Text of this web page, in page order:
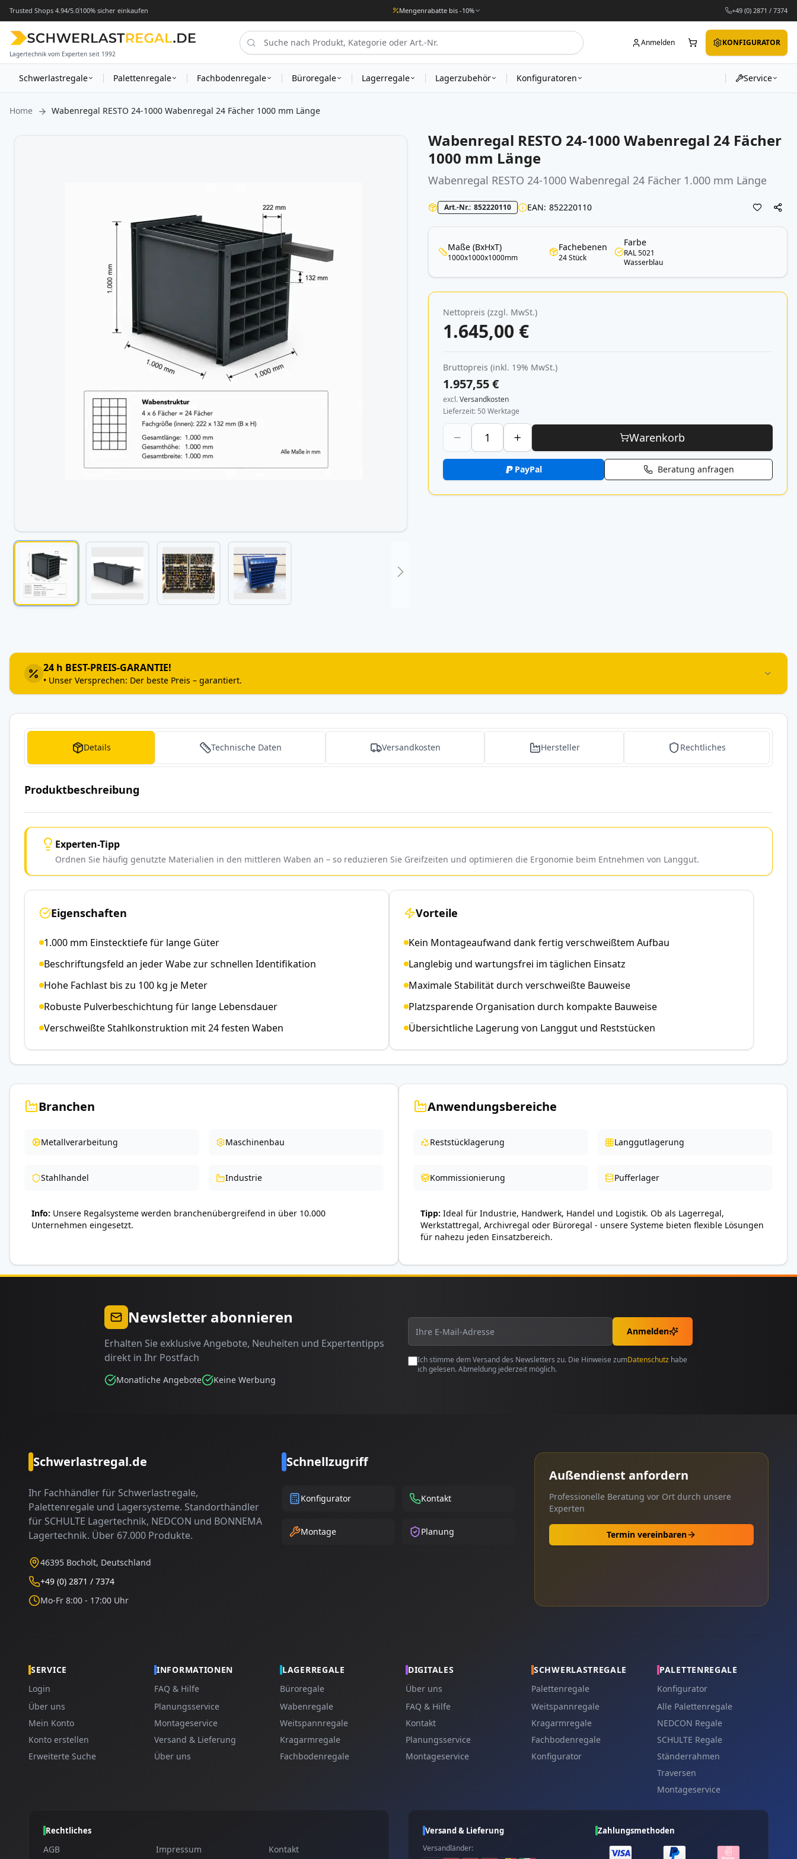
Trusted Shops 4.94/5.0100% sicher einkaufen Mengenrabatte bis -10% +49 (0) 2871 / 7374
Lagertechnik vom Experten seit 1992
Anmelden KONFIGURATOR
Schwerlastregale Fachbodenregale Büroregale Lagerregale Lagerzubehör
Palettenregale Konfiguratoren Service
Home Wabenregal RESTO 24-1000 Wabenregal 24 Fächer 1000 mm Länge
Bildergalerie
springen
Wabenregal RESTO 24-1000 Wabenregal 24 Fächer
1000 mm Länge
Wabenregal RESTO 24-1000Wabenregal 24 Fächer 1.000 mm Länge
Art.-Nr. 852220110 EAN 852220110
Maße (BxHxT)
1000x1000x1000mm
Fachebenen
24 Stück
Farbe
RAL 5021
Wasserblau
Nettopreis (zzgl. MwSt.)
1.645,00 €
Bruttopreis (inkl. 19% MwSt.)
1.957,55 €
excl.Versandkosten
Lieferzeit 50 Werktage
Warenkorb
PayPal Beratung anfragen
24 h BEST-PREIS-GARANTIE!
• Unser Versprechen: Der beste Preis – garantiert.
Details Technische Daten Versandkosten Hersteller Rechtliches
Produktbeschreibung
Experten-Tipp
Ordnen Sie häufig genutzte Materialien in den mittleren Waben an – so reduzieren Sie Greifzeiten und optimieren die Ergonomie beim Entnehmen von Langgut.
Eigenschaften
1.000 mm Einstecktiefe für lange Güter
Beschriftungsfeld an jeder Wabe zur schnellen Identifikation
Hohe Fachlast bis zu 100 kg je Meter
Robuste Pulverbeschichtung für lange Lebensdauer
Verschweißte Stahlkonstruktion mit 24 festen Waben
Vorteile
Kein Montageaufwand dank fertig verschweißtem Aufbau
Langlebig und wartungsfrei im täglichen Einsatz
Maximale Stabilität durch verschweißte Bauweise
Platzsparende Organisation durch kompakte Bauweise
Übersichtliche Lagerung von Langgut und Reststücken
Branchen
Metallverarbeitung Maschinenbau
Stahlhandel Industrie
Info Unsere Regalsysteme werden branchenübergreifend in über 10.000
Unternehmen eingesetzt.
Anwendungsbereiche
Reststücklagerung Langgutlagerung
Kommissionierung Pufferlager
Tipp Ideal für Industrie, Handwerk, Handel und Logistik. Ob als Lagerregal,
Werkstattregal, Archivregal oder Büroregal - unsere Systeme bieten flexible Lösungen
für nahezu jeden Einsatzbereich.
Newsletter abonnieren
Erhalten Sie exklusive Angebote, Neuheiten und Expertentipps
direkt in Ihr Postfach
Monatliche Angebote Keine Werbung
Anmelden
Ich stimme dem Versand des Newsletters zu. Die Hinweise zumDatenschutz habe
ich gelesen. Abmeldung jederzeit möglich.
Schwerlastregal.de
Ihr Fachhändler für Schwerlastregale,
Palettenregale und Lagersysteme. Standorthändler
für SCHULTE Lagertechnik, NEDCON und BONNEMA
Lagertechnik. Über 67.000 Produkte.
46395 Bocholt, Deutschland
+49 (0) 2871 / 7374
Mo-Fr 8:00 - 17:00 Uhr
Schnellzugriff
Konfigurator Kontakt
Montage Planung
Außendienst anfordern
Professionelle Beratung vor Ort durch unsere
Experten
Termin vereinbaren
SERVICE
Login
Über uns
Mein Konto
Konto erstellen
Erweiterte Suche
INFORMATIONEN
FAQ & Hilfe
Planungsservice
Montageservice
Versand & Lieferung
Über uns
LAGERREGALE
Büroregale
Wabenregale
Weitspannregale
Kragarmregale
Fachbodenregale
DIGITALES
Über uns
FAQ & Hilfe
Kontakt
Planungsservice
Montageservice
SCHWERLASTREGALE
Palettenregale
Weitspannregale
Kragarmregale
Fachbodenregale
Konfigurator
PALETTENREGALE
Konfigurator
Alle Palettenregale
NEDCON Regale
SCHULTE Regale
Ständerrahmen
Traversen
Montageservice
Rechtliches
AGB Impressum Kontakt
Versand & Lieferung
Versandländer:
Zahlungsmethoden